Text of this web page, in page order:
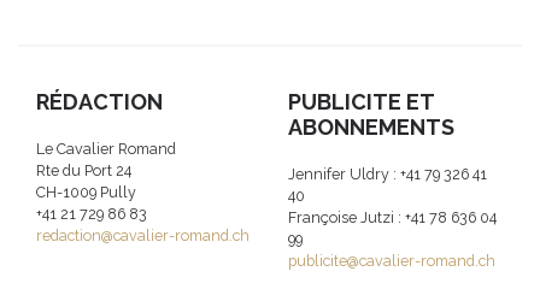
RÉDACTION
Le Cavalier Romand
Rte du Port 24
CH-1009 Pully
+41 21 729 86 83
redaction@cavalier-romand.ch
PUBLICITE ET
ABONNEMENTS
Jennifer Uldry : +41 79 326 41
40
Françoise Jutzi : +41 78 636 04
99
publicite@cavalier-romand.ch